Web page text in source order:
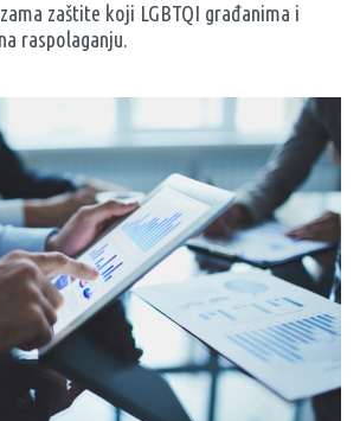
zaštite koji LGBTQI građanima i
raspolaganju.